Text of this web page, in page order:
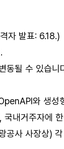
자 발표: 6.18.)
동될 수 있습니
와 생성
내거주자에
공사 사장상)